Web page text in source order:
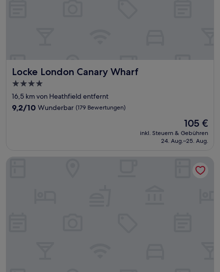
Locke London Canary Wharf
Locke London Canary Wharf
4.0-
Sterne-
Unterkunft
16,5 km von Heathfield entfernt
9.2
9,2/10 Wunderbar (179 Bewertungen)
Der
Preis
beträgt
105 €
inkl. Steuern & Gebühren
24. Aug.–25. Aug.
The Z Hotel Holborn